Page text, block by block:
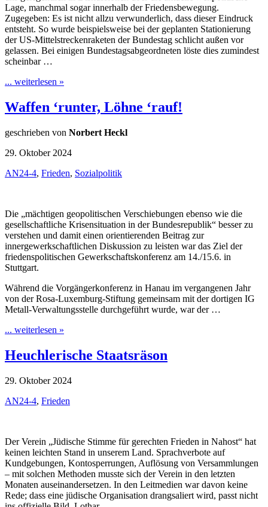
Lage, manchmal sogar innerhalb der Friedensbewegung.
Zugegeben: Es ist nicht allzu verwunderlich, dass dieser Eindruck
entsteht. So wurde beispielsweise bei der geplanten Stationierung
der US-Mittelstreckenraketen der Bundestag schlicht außen vor
gelassen. Bei einigen Bundestagsabgeordneten löste dies zumindest
scheinbar …
... weiterlesen »
Waffen ‘runter, Löhne ‘rauf!
geschrieben von Norbert Heckl
29. Oktober 2024
AN24-4, Frieden, Sozialpolitik
Die „mächtigen geopolitischen Verschiebungen ebenso wie die
gesellschaftliche Krisensituation in der Bundesrepublik“ besser zu
verstehen und damit einen orientierenden Beitrag zur
innergewerkschaftlichen Diskussion zu leisten war das Ziel der
friedenspolitischen Gewerkschaftskonferenz am 14./15.6. in
Stuttgart.
Während die Vorgängerkonferenz in Hanau im vergangenen Jahr
von der Rosa-Luxemburg-Stiftung gemeinsam mit der dortigen IG
Metall-Verwaltungsstelle durchgeführt wurde, war der …
... weiterlesen »
Heuchlerische Staatsräson
29. Oktober 2024
AN24-4, Frieden
Der Verein „Jüdische Stimme für gerechten Frieden in Nahost“ hat
keinen leichten Stand in unserem Land. Sprachverbote auf
Kundgebungen, Kontosperrungen, Auflösung von Versammlungen
– mit solchen Methoden musste sich der Verein in den letzten
Monaten auseinandersetzen. In den Leitmedien war davon keine
Rede; dass eine jüdische Organisation drangsaliert wird, passt nicht